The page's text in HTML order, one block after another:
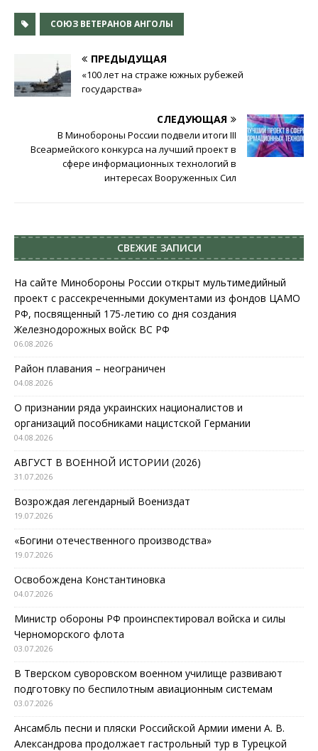
СОЮЗ ВЕТЕРАНОВ АНГОЛЫ
ПРЕДЫДУЩАЯ
«100 лет на страже южных рубежей
государства»
СЛЕДУЮЩАЯ
В Минобороны России подвели итоги III
Всеармейского конкурса на лучший проект в
сфере информационных технологий в
интересах Вооруженных Сил
СВЕЖИЕ ЗАПИСИ
На сайте Минобороны России открыт мультимедийный
проект с рассекреченными документами из фондов ЦАМО
РФ, посвященный 175-летию со дня создания
Железнодорожных войск ВС РФ
06.08.2026
Район плавания – неограничен
04.08.2026
О признании ряда украинских националистов и
организаций пособниками нацистской Германии
04.08.2026
АВГУСТ В ВОЕННОЙ ИСТОРИИ (2026)
31.07.2026
Возрождая легендарный Воениздат
19.07.2026
«Богини отечественного производства»
19.07.2026
Освобождена Константиновка
04.07.2026
Министр обороны РФ проинспектировал войска и силы
Черноморского флота
03.07.2026
В Тверском суворовском военном училище развивают
подготовку по беспилотным авиационным системам
03.07.2026
Ансамбль песни и пляски Российской Армии имени А. В.
Александрова продолжает гастрольный тур в Турецкой